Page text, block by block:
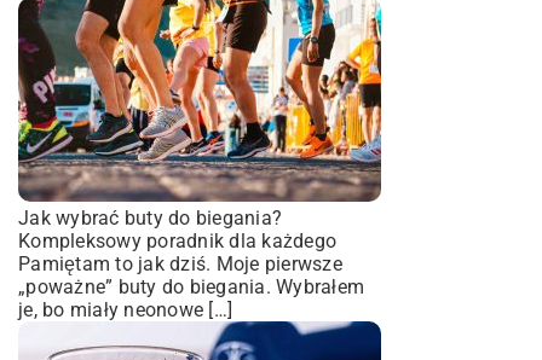
Jak wybrać buty do biegania?
Kompleksowy poradnik dla każdego
Pamiętam to jak dziś. Moje pierwsze
„poważne” buty do biegania. Wybrałem
je, bo miały neonowe […]